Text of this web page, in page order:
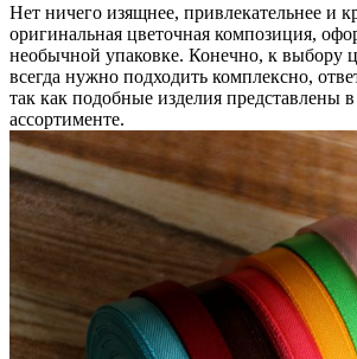
Нет ничего изящнее, привлекательнее и
оригинальная цветочная композиция,
необычной упаковке. Конечно, к выбору
всегда нужно подходить комплексно,
так как подобные изделия представлены
ассортименте.